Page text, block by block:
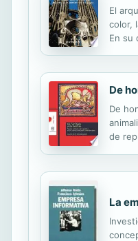
El
color,
En su
De
De
de
La